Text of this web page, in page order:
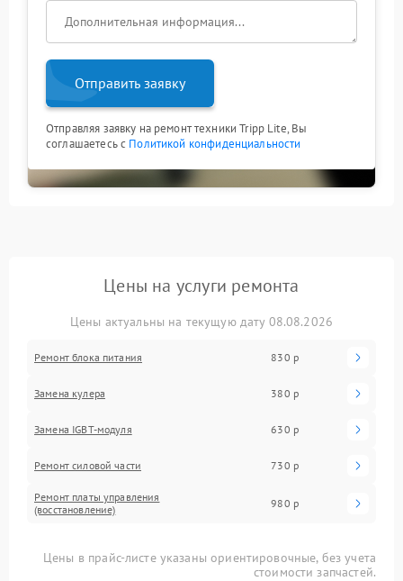
Отправить заявку
Отправляя заявку на ремонт техники Tripp Lite, Вы
соглашаетесь с Политикой конфиденциальности
Цены на услуги ремонта
Цены актуальны на текущую дату 08.08.2026
Ремонт блока питания 830 р
Замена кулера 380 р
Замена IGBT-модуля 630 р
Ремонт силовой части 730 р
Ремонт платы управления
(восстановление)
980 р
Цены в прайс-листе указаны ориентировочные, без учета
стоимости запчастей.